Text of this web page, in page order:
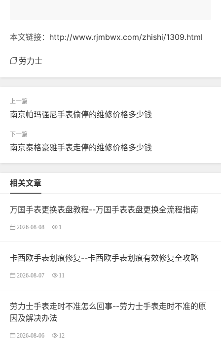
本文链接： http://www.rjmbwx.com/zhishi/1309.html
劳力士
南京帕玛强尼手表偷停的维修价格多少钱
南京泰格豪雅手表走停的维修价格多少钱
相关文章
万国手表更换表盘教程--万国手表表盘更换全流程指南
2026-08-08 1
卡西欧手表划痕修复--卡西欧手表划痕有效修复全攻略
2026-08-07 11
劳力士手表走时不准怎么回事--劳力士手表走时不准的原
因及解决办法
2026-08-06 12